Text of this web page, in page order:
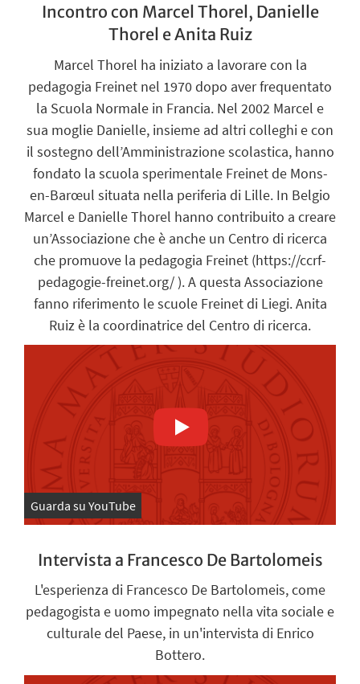
Incontro con Marcel Thorel, Danielle
Thorel e Anita Ruiz
Marcel Thorel ha iniziato a lavorare con la
pedagogia Freinet nel 1970 dopo aver frequentato
la Scuola Normale in Francia. Nel 2002 Marcel e
sua moglie Danielle, insieme ad altri colleghi e con
il sostegno dell’Amministrazione scolastica, hanno
fondato la scuola sperimentale Freinet de Mons-
en-Barœul situata nella periferia di Lille. In Belgio
Marcel e Danielle Thorel hanno contribuito a creare
un’Associazione che è anche un Centro di ricerca
che promuove la pedagogia Freinet (https://ccrf-
pedagogie-freinet.org/ ). A questa Associazione
fanno riferimento le scuole Freinet di Liegi. Anita
Ruiz è la coordinatrice del Centro di ricerca.
Guarda su YouTube
Intervista a Francesco De Bartolomeis
L'esperienza di Francesco De Bartolomeis, come
pedagogista e uomo impegnato nella vita sociale e
culturale del Paese, in un'intervista di Enrico
Bottero.